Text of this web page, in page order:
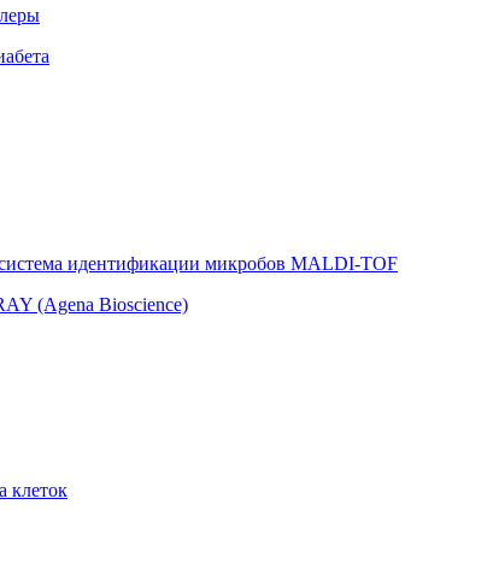
идентификации микробов MALDI-TOF
(Agena Bioscience)
клеток